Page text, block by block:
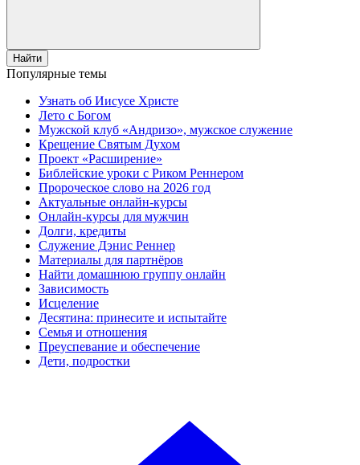
Найти
Популярные темы
Узнать об Иисусе Христе
Лето с Богом
Мужской клуб «Андризо», мужское служение
Крещение Святым Духом
Проект «Расширение»
Библейские уроки с Риком Реннером
Пророческое слово на 2026 год
Актуальные онлайн-курсы
Онлайн-курсы для мужчин
Долги, кредиты
Служение Дэнис Реннер
Материалы для партнёров
Найти домашнюю группу онлайн
Зависимость
Исцеление
Десятина: принесите и испытайте
Семья и отношения
Преуспевание и обеспечение
Дети, подростки